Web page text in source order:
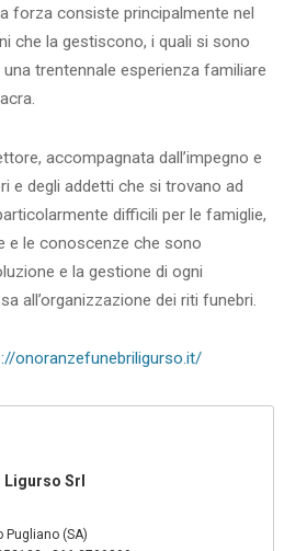
forza consiste principalmente nel
che la gestiscono, i quali si sono
trentennale esperienza familiare
accompagnata dall’impegno e
e degli addetti che si trovano ad
difficili per le famiglie,
e le conoscenze che sono
e la gestione di ogni
all’organizzazione dei riti funebri.
onoranzefunebriligurso.it/
Ligurso Srl
Pugliano (SA)